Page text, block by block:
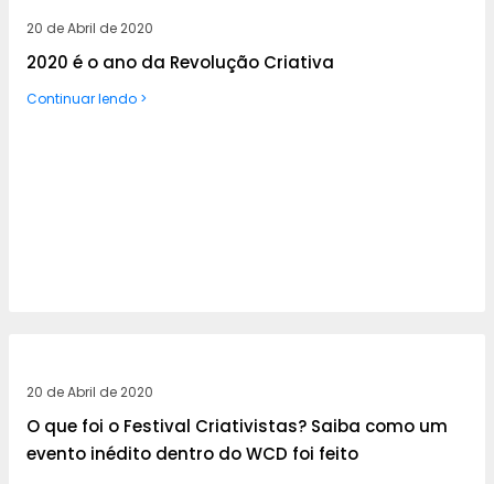
20 de Abril de 2020
2020 é o ano da Revolução Criativa
Continuar lendo >
20 de Abril de 2020
O que foi o Festival Criativistas? Saiba como um
evento inédito dentro do WCD foi feito